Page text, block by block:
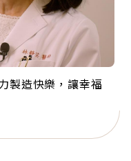
製造快樂，讓幸福
獻36年 「台灣是我
樂！「蛋黃哥小
退休後才開始真
球最年長羽球選
」
小提琴還登上小